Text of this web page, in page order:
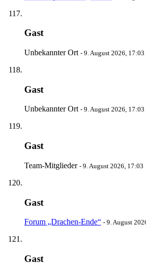
Gast
Unbekannter Ort - 9. August 2026, 17:03
Gast
Unbekannter Ort - 9. August 2026, 17:03
Gast
Team-Mitglieder - 9. August 2026, 17:03
Gast
Forum „Drachen-Ende“ - 9. August
Gast